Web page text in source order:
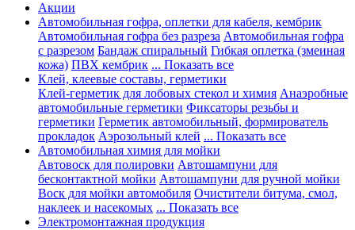
Акции
Автомобильная гофра, оплетки для кабеля, кембрик
Автомобильная гофра без разреза Автомобильная гофра
с разрезом Бандаж спиральный Гибкая оплетка (змеиная
кожа) ПВХ кембрик ... Показать все
Клей, клеевые составы, герметики
Клей-герметик для лобовых стекол и химия Анаэробные
автомобильные герметики Фиксаторы резьбы и
герметики Герметик автомобильный, формирователь
прокладок Аэрозольный клей ... Показать все
Автомобильная химия для мойки
Автовоск для полировки Автошампуни для
бесконтактной мойки Автошампуни для ручной мойки
Воск для мойки автомобиля Очистители битума, смол,
наклеек и насекомых ... Показать все
Электромонтажная продукция